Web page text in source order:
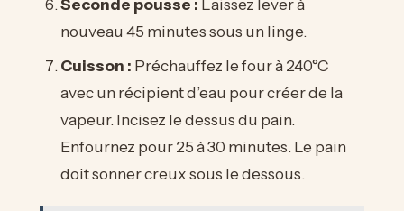
Seconde pousse : Laissez lever à
nouveau 45 minutes sous un linge.
Cuisson : Préchauffez le four à 240°C
avec un récipient d’eau pour créer de la
vapeur. Incisez le dessus du pain.
Enfournez pour 25 à 30 minutes. Le pain
doit sonner creux sous le dessous.